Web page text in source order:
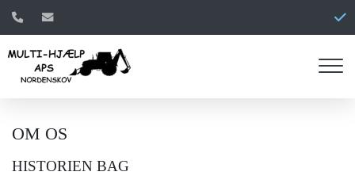
Gå
hovedindhold
OM OS
HISTORIEN BAG